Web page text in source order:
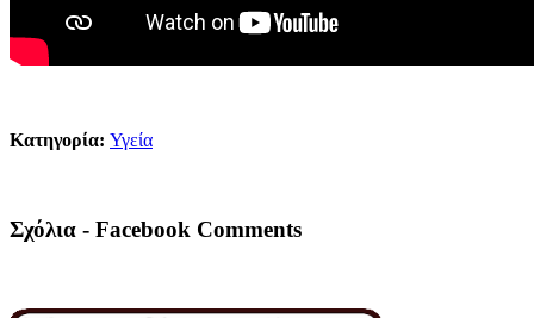
Κατηγορία: Υγεία
Σχόλια - Facebook Comments